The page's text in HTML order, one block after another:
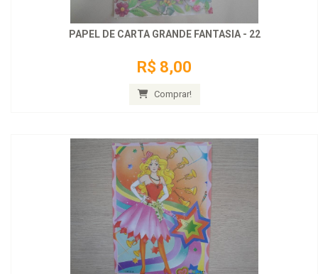
PAPEL DE CARTA GRANDE FANTASIA - 22
R$ 8,00
Comprar!